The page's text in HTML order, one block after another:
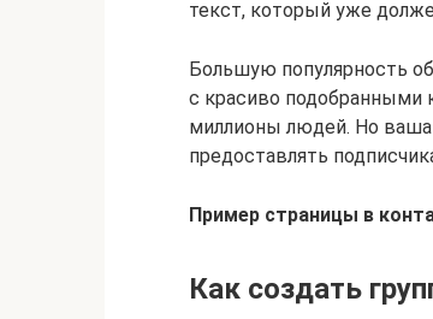
текст, который уже
Большую популярность
с красиво подобранными
миллионы людей. Но ваша
предоставлять
Пример страницы в
Как создать